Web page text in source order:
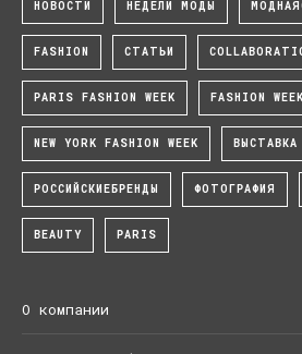
НОВОСТИ НЕДЕЛИ МОДЫ
FASHION СТАТЬИ
PARIS FASHION WEEK FASHION WEEK
NEW YORK FASHION WEEK ВЫСТАВКА
РОССИЙСКИЕБРЕНДЫ ФОТОГРАФИЯ
BEAUTY PARIS
О компании